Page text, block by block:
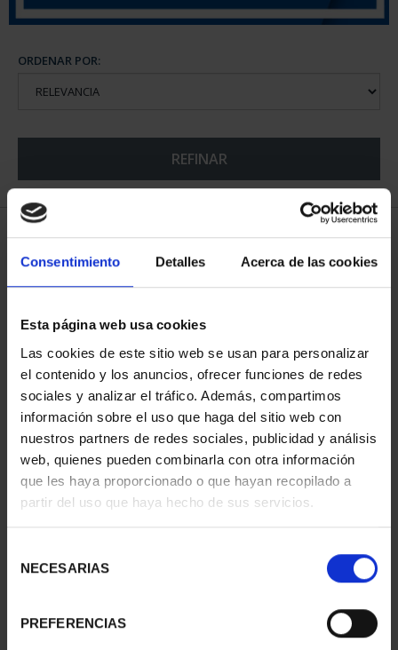
Consentimiento Detalles Acerca de las cookies
Esta página web usa cookies
Las cookies de este sitio web se usan para personalizar
el contenido y los anuncios, ofrecer funciones de redes
sociales y analizar el tráfico. Además, compartimos
información sobre el uso que haga del sitio web con
nuestros partners de redes sociales, publicidad y análisis
web, quienes pueden combinarla con otra información
que les haya proporcionado o que hayan recopilado a
partir del uso que haya hecho de sus servicios.
NECESARIAS
PREFERENCIAS
ORDENAR POR:
REFINAR
5 Productos encontrados
SUSCRIPCIÓN
CAPITALES DE
PROVINCIA 1
949,00 €
Sólo para usuarios
registrados
SUSCRIPCIÓN
CAPITALES DE
PROVINCIA 2
949,00 €
Sólo para usuarios
registrados